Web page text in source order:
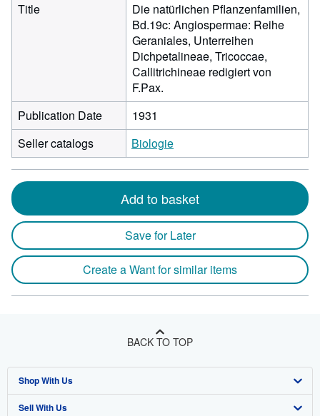
Title
Die natürlichen Pflanzenfamilien,
Bd.19c: Angiospermae: Reihe
Geraniales, Unterreihen
Dichpetalineae, Tricoccae,
Callitrichineae redigiert von
F.Pax.
Publication Date
1931
Seller catalogs
Biologie
Add to basket
Save for Later
Create a Want for similar items
BACK TO TOP
Shop With Us
Advanced Search
Sell With Us